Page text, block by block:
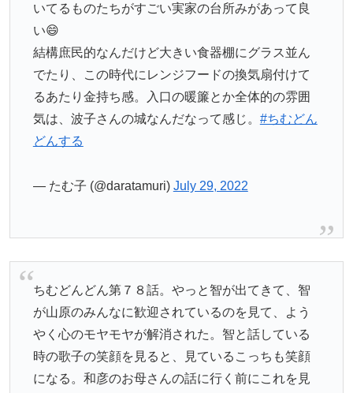
いてるものたちがすごい実家の台所みがあって良
い😄
結構庶民的なんだけど大きい食器棚にグラス並ん
でたり、この時代にレンジフードの換気扇付けて
るあたり金持ち感。入口の暖簾とか全体的の雰囲
気は、波子さんの城なんだなって感じ。 #ちむどん
どんする
— たむ子 (@daratamuri) July 29, 2022
ちむどんどん第７８話。やっと智が出てきて、智
が山原のみんなに歓迎されているのを見て、よう
やく心のモヤモヤが解消された。智と話している
時の歌子の笑顔を見ると、見ているこっちも笑顔
になる。和彦のお母さんの話に行く前にこれを見